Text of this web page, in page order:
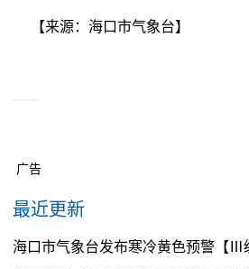
【来源：海口市气象台】
广告
最近更新